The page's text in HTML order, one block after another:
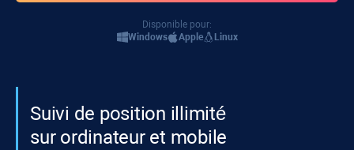
Disponible pour:
Windows
Apple Linux
Suivi de position illimité
sur ordinateur et mobile